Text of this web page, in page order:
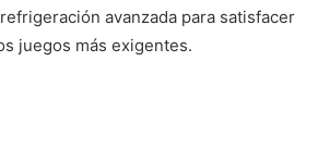
avanzada para satisfacer
juegos más exigentes.